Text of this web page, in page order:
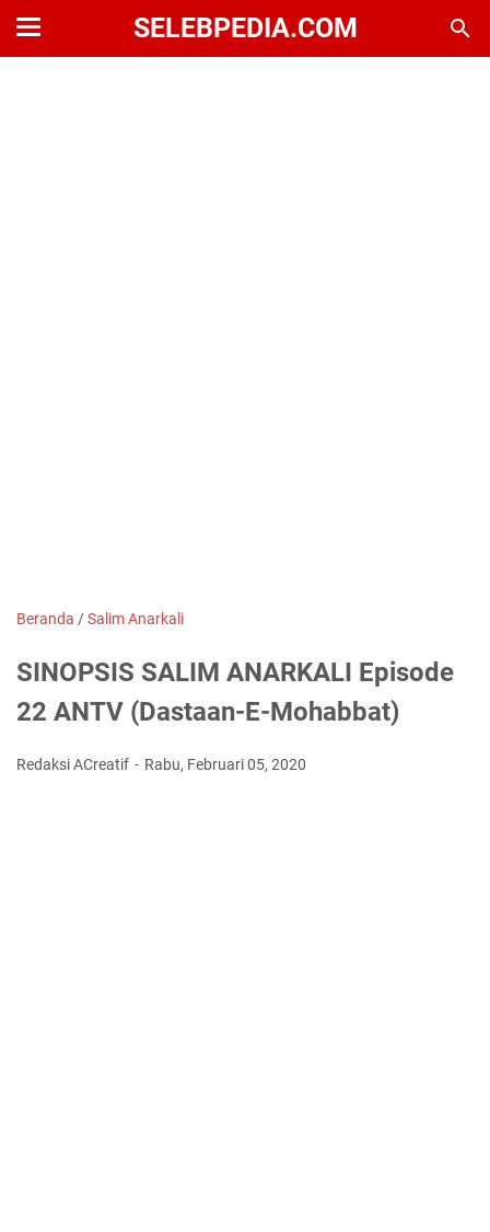
SELEBPEDIA.COM
Beranda /Salim Anarkali
SINOPSIS SALIM ANARKALI Episode
22 ANTV (Dastaan-E-Mohabbat)
Redaksi ACreatif Rabu, Februari 05, 2020